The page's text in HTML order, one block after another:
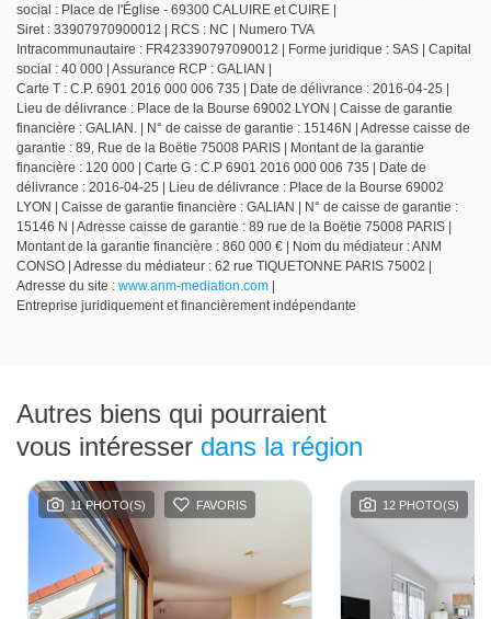
social : Place de l'Église - 69300 CALUIRE et CUIRE |
Siret : 33907970900012 | RCS : NC | Numero TVA
Intracommunautaire : FR423390797090012 | Forme juridique : SAS | Capital
social : 40 000 | Assurance RCP : GALIAN |
Carte T : C.P. 6901 2016 000 006 735 | Date de délivrance : 2016-04-25 |
Lieu de délivrance : Place de la Bourse 69002 LYON | Caisse de garantie
financière : GALIAN. | N° de caisse de garantie : 15146N | Adresse caisse de
garantie : 89, Rue de la Boëtie 75008 PARIS | Montant de la garantie
financière : 120 000 | Carte G : C.P 6901 2016 000 006 735 | Date de
délivrance : 2016-04-25 | Lieu de délivrance : Place de la Bourse 69002
LYON | Caisse de garantie financière : GALIAN | N° de caisse de garantie :
15146 N | Adresse caisse de garantie : 89 rue de la Boëtie 75008 PARIS |
Montant de la garantie financière : 860 000 € | Nom du médiateur : ANM
CONSO | Adresse du médiateur : 62 rue TIQUETONNE PARIS 75002 |
Adresse du site : www.anm-mediation.com |
Entreprise juridiquement et financièrement indépendante
Autres biens qui pourraient
vous intéresser dans la région
11 PHOTO(S) FAVORIS 12 PHOTO(S)